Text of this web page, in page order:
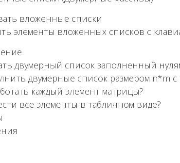
вложенные списки
элементы вложенных списков с
двумерный список заполненный
двумерные список размером n*m с
каждый элемент матрицы?
все элементы в табличном виде?